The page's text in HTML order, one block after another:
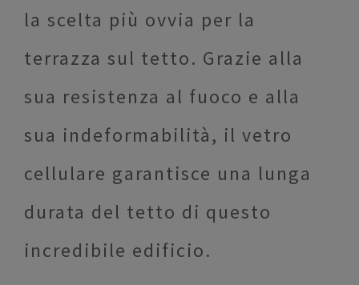
la scelta più ovvia per la
terrazza sul tetto. Grazie alla
sua resistenza al fuoco e alla
sua indeformabilità, il vetro
cellulare garantisce una lunga
durata del tetto di questo
incredibile edificio.